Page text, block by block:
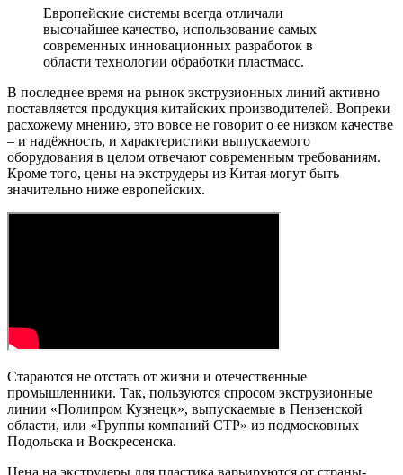
Европейские системы всегда отличали
высочайшее качество, использование самых
современных инновационных разработок в
области технологии обработки пластмасс.
В последнее время на рынок экструзионных линий активно
поставляется продукция китайских производителей. Вопреки
расхожему мнению, это вовсе не говорит о ее низком качестве
– и надёжность, и характеристики выпускаемого
оборудования в целом отвечают современным требованиям.
Кроме того, цены на экструдеры из Китая могут быть
значительно ниже европейских.
Стараются не отстать от жизни и отечественные
промышленники. Так, пользуются спросом экструзионные
линии «Полипром Кузнецк», выпускаемые в Пензенской
области, или «Группы компаний СТР» из подмосковных
Подольска и Воскресенска.